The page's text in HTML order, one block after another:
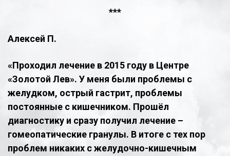
***
Алексей П.
​«Проходил лечение в 2015 году в Центре
«Золотой Лев». У меня были проблемы с
желудком, острый гастрит, проблемы
постоянные с кишечником. Прошёл
диагностику и сразу получил лечение –
гомеопатические гранулы. В итоге с тех пор
проблем никаких с желудочно-кишечным